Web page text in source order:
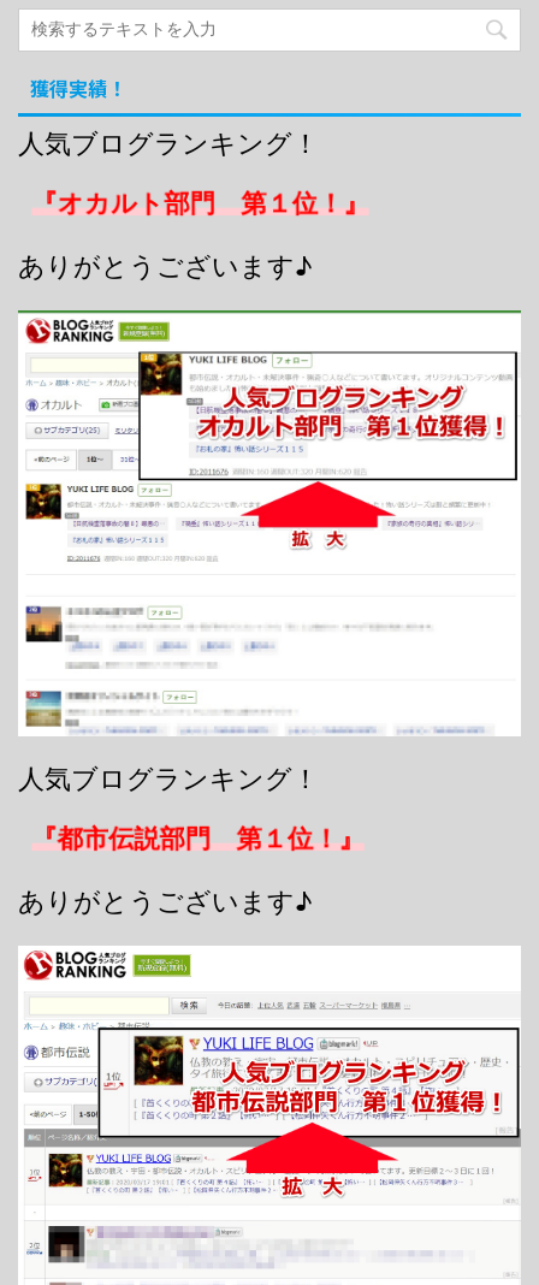
獲得実績！
人気ブログランキング！
『オカルト部門 第１位！』
ありがとうございます♪
人気ブログランキング！
『都市伝説部門 第１位！』
ありがとうございます♪